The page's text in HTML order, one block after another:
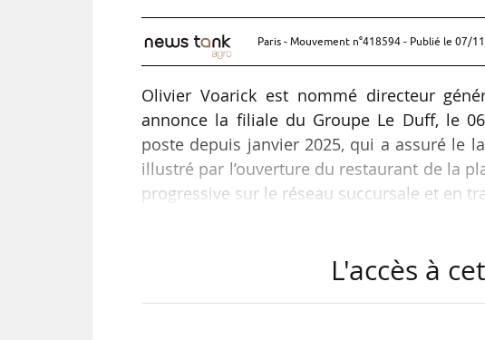
Paris - Mouvement n°418594 - Publié le 07/
Olivier Voarick est nommé directeur
annonce la filiale du Groupe Le Duff, le
poste depuis janvier 2025, qui a assuré le
illustré par l’ouverture du restaurant de la
progressive sur le réseau succursale et en
Brioche Dorée : déployer le nouveau
L'accès à